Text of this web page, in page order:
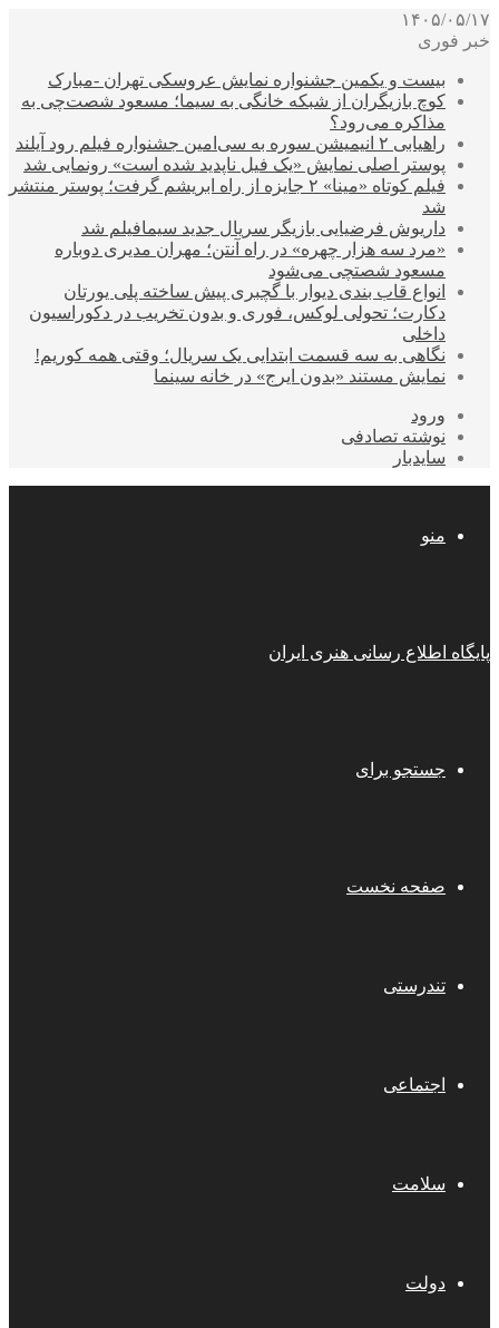
۱۴۰۵/۰۵/۱۷
خبر فوری
بیست و یکمین جشنواره نمایش عروسکی تهران -مبارک
کوچ بازیگران از شبکه خانگی به سیما؛ مسعود شصت‌چی به
مذاکره می‌رود؟
راهیابی ۲ انیمیشن سوره به سی‌امین جشنواره فیلم رود آیلند
پوستر اصلی نمایش «یک فیل ناپدید شده است» رونمایی شد
فیلم کوتاه «مینا» ۲ جایزه از راه ابریشم گرفت؛ پوستر منتشر
شد
داریوش فرضیایی بازیگر سریال جدید سیمافیلم شد
«مرد سه هزار چهره» در راه آنتن؛ مهران مدیری دوباره
مسعود شصتچی می‌شود
انواع قاب بندی دیوار با گچبری پیش ساخته پلی یورتان
دکارت؛ تحولی لوکس، فوری و بدون تخریب در دکوراسیون
داخلی
نگاهی به سه قسمت ابتدایی یک سریال؛ وقتی همه کوریم!
نمایش مستند «بدون ایرج» در خانه سینما
ورود
نوشته تصادفی
سایدبار
منو
پایگاه اطلاع رسانی هنری ایران
جستجو برای
صفحه نخست
تندرستی
اجتماعی
سلامت
دولت